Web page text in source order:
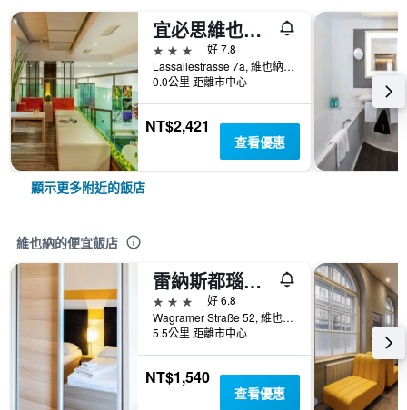
宜必思維也納會展中心酒店
3星級
好 7.8
Lassallestrasse 7a, 維也納, 維也納, 奧地利
0.0公里 距離市中心
NT$2,421
查看優惠
顯示更多附近的飯店
維也納的便宜飯店
雷納斯都瑙酒店
3星級
好 6.8
Wagramer Straße 52, 維也納, 維也納, 奧地利
5.5公里 距離市中心
NT$1,540
查看優惠